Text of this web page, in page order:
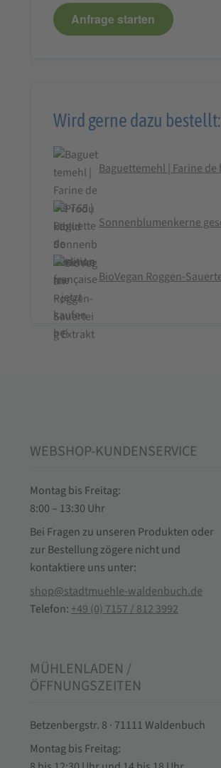
Anfrage starten
Wird gerne dazu bestellt:
Baguettemehl | Farine
Sonnenblumenkerne
BioVegan Roggen-
WEBSHOP-KUNDENSERVICE
Montag bis Freitag:
8:00 – 13:30 Uhr
Bei Fragen zu unseren Produkten oder
zur Bestellung zögere nicht und
kontaktiere uns unter:
shop@stadtmuehle-waldenbuch.de
Telefon: +49 (0) 7157 / 812 3992
MÜHLENLADEN /
ÖFFNUNGSZEITEN
Betzenbergstr. 8 · 71111 Waldenbuch
Montag bis Freitag: